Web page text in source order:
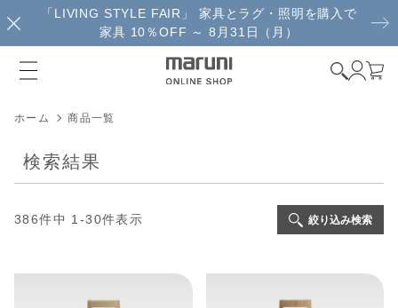
「LIVING STYLE FAIR」 家具とラグ・照明を購入で
家具 10％OFF ～ 8月31日（月）
ホーム 商品一覧
検索結果
386件中 1 -30件表示 絞り込み検索